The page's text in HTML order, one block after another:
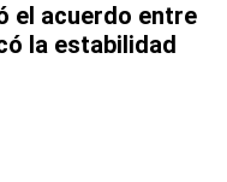
el acuerdo entre
la estabilidad